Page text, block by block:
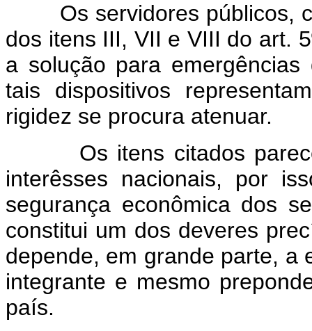
Os servidores públicos,
dos itens III, VII e VIII do art.
a solução para
tais dispositivos
rigidez se procura atenuar.
Os itens citados
interêsses nacionais, por
segurança econômica dos
constitui um dos deveres
depende, em grande parte, a
integrante e mesmo
país.